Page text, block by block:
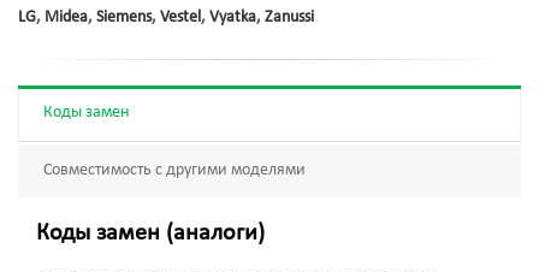
LG, Midea, Siemens, Vestel, Vyatka, Zanussi
Коды замен
Совместимость с другими моделями
Коды замен (аналоги)